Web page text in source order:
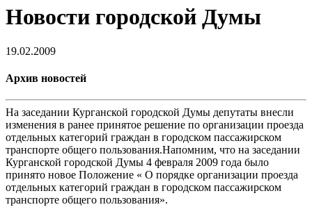
Новости городской Думы
19.02.2009
Архив новостей
На заседании Курганской городской Думы депутаты внесли
изменения в ранее принятое решение по организации проезда
отдельных категорий граждан в городском пассажирском
транспорте общего пользования.Напомним, что на заседании
Курганской городской Думы 4 февраля 2009 года было
принято новое Положение « О порядке организации проезда
отдельных категорий граждан в городском пассажирском
транспорте общего пользования».